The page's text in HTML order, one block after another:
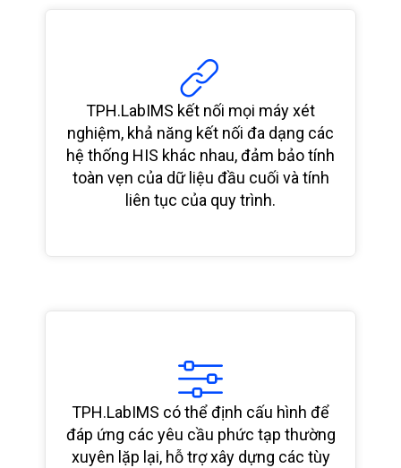
TPH.LabIMS kết nối mọi máy xét
nghiệm, khả năng kết nối đa dạng các
hệ thống HIS khác nhau, đảm bảo tính
toàn vẹn của dữ liệu đầu cuối và tính
liên tục của quy trình.
TPH.LabIMS có thể định cấu hình để
đáp ứng các yêu cầu phức tạp thường
xuyên lặp lại, hỗ trợ xây dựng các tùy